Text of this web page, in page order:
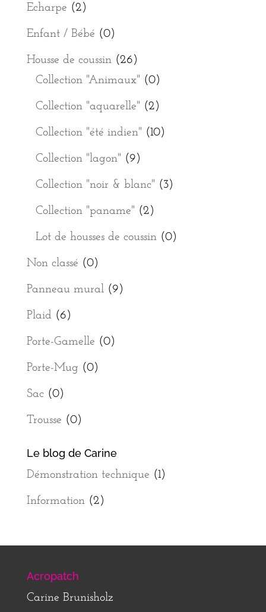
Echarpe (2)
Enfant / Bébé (0)
Housse de coussin (26)
Collection "Animaux" (0)
Collection "aquarelle" (2)
Collection "été indien" (10)
Collection "lagon" (9)
Collection "noir & blanc" (3)
Collection "paname" (2)
Lot de housses de coussin (0)
Non classé (0)
Panneau mural (9)
Plaid (6)
Porte-Gamelle (0)
Porte-Mug (0)
Sac (0)
Trousse (0)
Le blog de Carine
Démonstration technique (1)
Information(2)
Acropatch
Carine Brunisholz